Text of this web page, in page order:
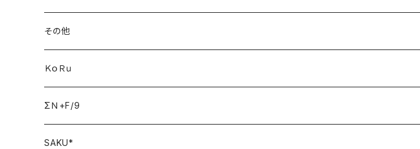
その他
ＫｏＲｕ
ΣＮ+F/9
SAKU*